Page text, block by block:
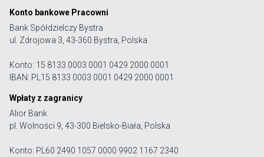
Konto bankowe Pracowni
Bank Spółdzielczy Bystra
ul. Zdrojowa 3, 43-360 Bystra, Polska
Konto: 15 8133 0003 0001 0429 2000 0001
IBAN: PL15 8133 0003 0001 0429 2000 0001
Wpłaty z zagranicy
Alior Bank
pl. Wolności 9, 43-300 Bielsko-Biała, Polska
Konto: PL60 2490 1057 0000 9902 1167 2340